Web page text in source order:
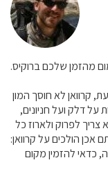
מהזמן שלכם ברוקיס.
קרוואן לא חוסך המון
דלק ועל חניונים,
צריך לפרוק ולארוז כל
הולכים על קרוואן:
כדאי להזמין מקום